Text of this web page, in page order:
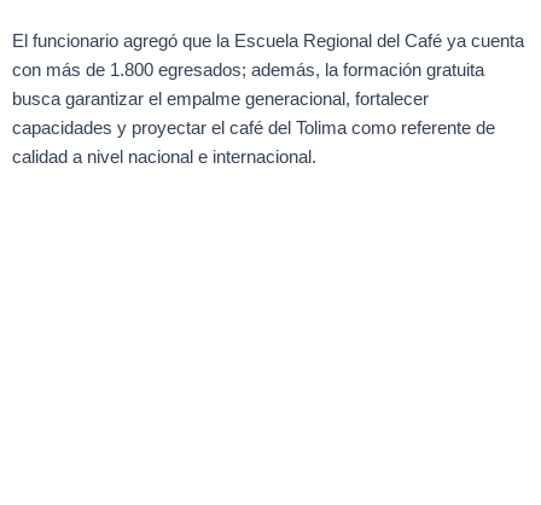
El funcionario agregó que la Escuela Regional del Café ya cuenta
con más de 1.800 egresados; además, la formación gratuita
busca garantizar el empalme generacional, fortalecer
capacidades y proyectar el café del Tolima como referente de
calidad a nivel nacional e internacional.